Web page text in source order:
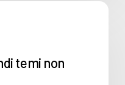
temi non